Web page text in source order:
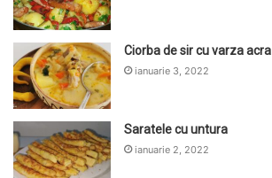
Ciorba de sir cu varza acra
ianuarie 3, 2022
Saratele cu untura
ianuarie 2, 2022